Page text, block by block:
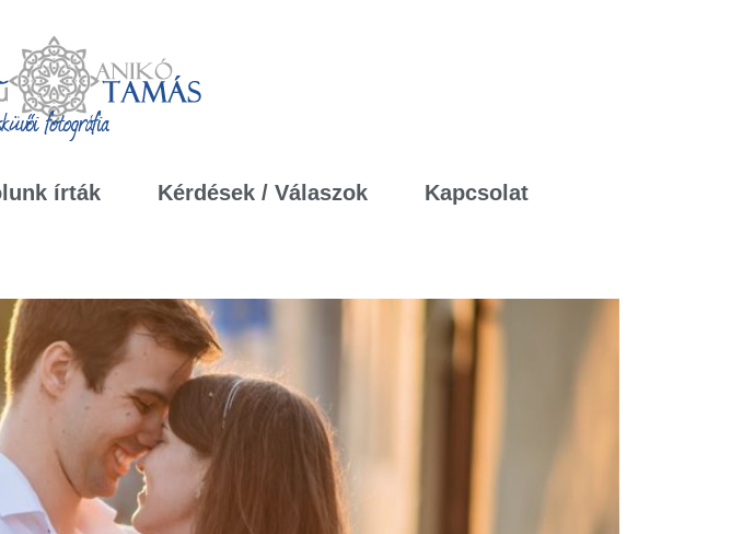
írták Kérdések / Válaszok Kapcsolat